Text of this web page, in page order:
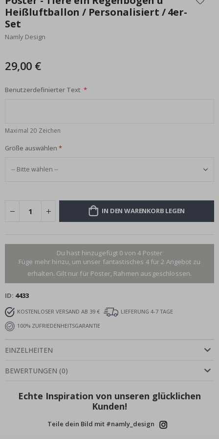
der
Bildgalerie
springen
Heißluftballon / Personalisiert / 4er-
Set
Namly Design
29,00 €
Benutzerdefinierter Text
Maximal 20 Zeichen
Größe auswählen
IN DEN WARENKORB LEGEN
Du hast hinzugefügt 0 von 4 Poster
Füge mehr hinzu, um unser fantastisches 4 für 2 Angebot zu
erhalten. Gilt nur für Poster, Rahmen ausgeschlossen.
ID 4433
KOSTENLOSER VERSAND AB 39 €
LIEFERUNG 4-7 TAGE
100% ZUFRIEDENHEITSGARANTIE
EINZELHEITEN
BEWERTUNGEN (0)
Echte Inspiration von unseren glücklichen
Kunden!
Teile dein Bild mit #namly_design